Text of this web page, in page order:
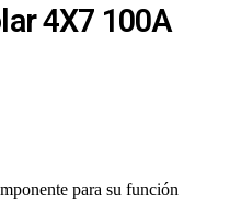
4X7 100A
para su función